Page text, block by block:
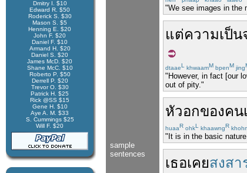
Dmitry I. $10
Edward R. $50
Roderick S. $30
Mason S. $5
Henning E. $20
John F. $20
Daniel F. $10
Armand H. $20
Daniel S. $20
James McD. $20
Shane McC. $10
Roberto P. $50
Derrell P. $20
Trevor O. $30
Patrick H. $25
Rick @SS $15
Gene H. $10
Aye A. M. $33
S. Cummings $25
Will F. $20
sample
sentences
"We see images in the
แต่ความเป็น
dtaaeL khwaamM bpenM jing
"However, in fact [our
out of pity."
หัวอกของคน
huaaR ohkL khaawngR khohn
"It is in the basic
เธอเคยสงสา